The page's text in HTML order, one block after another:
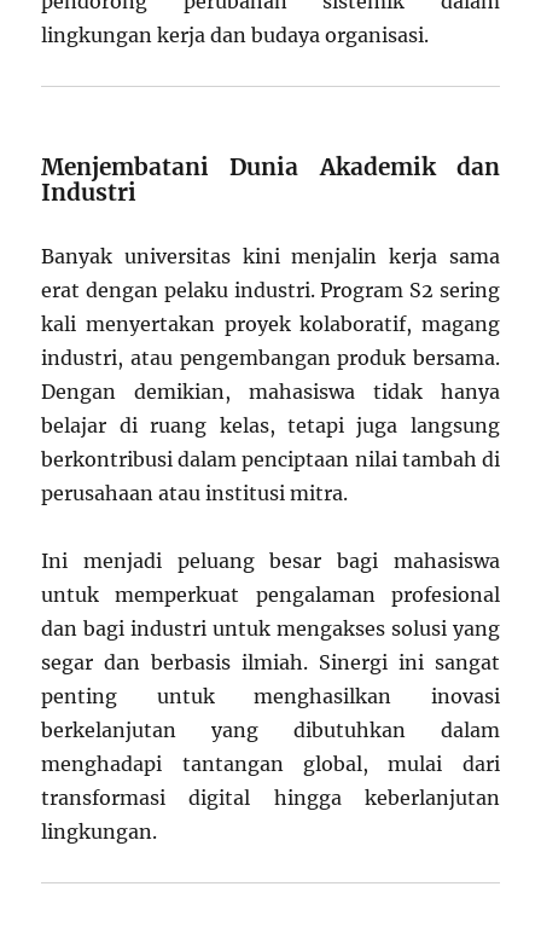
lingkungan kerja dan budaya organisasi.
Menjembatani Dunia Akademik dan
Industri
Banyak universitas kini menjalin kerja sama
erat dengan pelaku industri. Program S2 sering
kali menyertakan proyek kolaboratif, magang
industri, atau pengembangan produk bersama.
Dengan demikian, mahasiswa tidak hanya
belajar di ruang kelas, tetapi juga langsung
berkontribusi dalam penciptaan nilai tambah di
perusahaan atau institusi mitra.
Ini menjadi peluang besar bagi mahasiswa
untuk memperkuat pengalaman profesional
dan bagi industri untuk mengakses solusi yang
segar dan berbasis ilmiah. Sinergi ini sangat
penting untuk menghasilkan inovasi
berkelanjutan yang dibutuhkan dalam
menghadapi tantangan global, mulai dari
transformasi digital hingga keberlanjutan
lingkungan.